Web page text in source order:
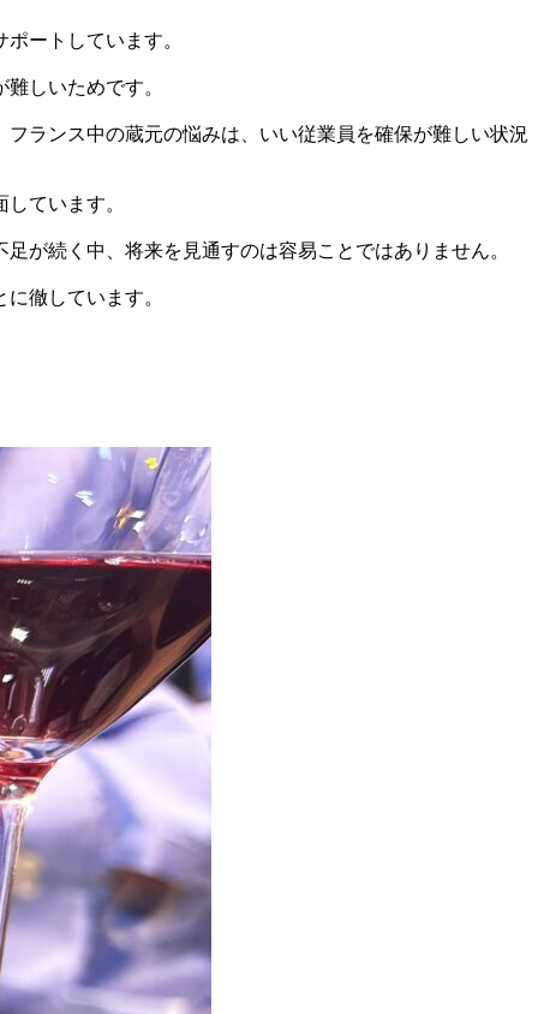
ートしています。
しいためです。
ランス中の蔵元の悩みは、いい従業員を確保が難しい状況
ています。
が続く中、将来を見通すのは容易ことではありません。
徹しています。